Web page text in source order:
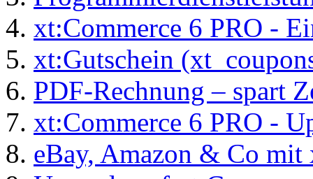
xt:Commerce 6 PRO -
xt:Gutschein
PDF-Rechnung – spart
xt:Commerce 6 PRO -
eBay, Amazon & Co